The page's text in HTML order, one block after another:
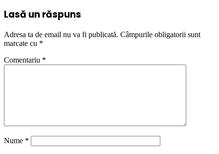
Lasă un răspuns
Adresa ta de email nu va fi publicată. Câmpurile obligatorii sunt
marcate cu *
Comentariu *
Nume *